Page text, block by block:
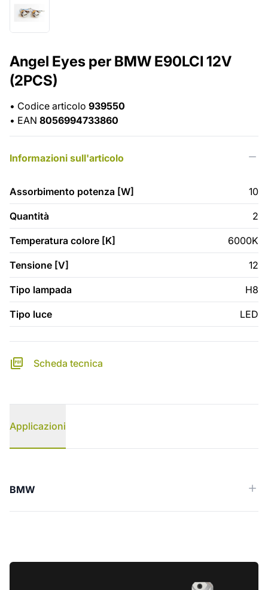
Angel Eyes per BMW E90LCI 12V
(2PCS)
• Codice articolo 939550
• EAN 8056994733860
Informazioni sull'articolo
Assorbimento potenza [W] 10
Quantità 2
Temperatura colore [K] 6000K
Tensione [V] 12
Tipo lampada H8
Tipo luce LED
Scheda tecnica
Applicazioni
BMW